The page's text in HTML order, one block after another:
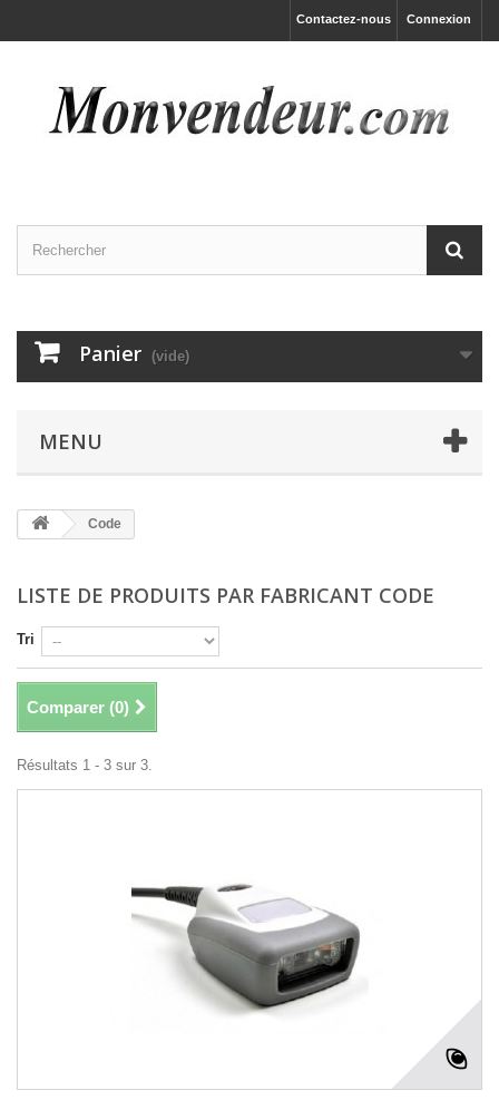
Connexion
Contactez-nous
Panier (vide)
MENU
Code
LISTE DE PRODUITS PAR FABRICANT CODE
Tri
Comparer (0)
Résultats 1 - 3 sur 3.